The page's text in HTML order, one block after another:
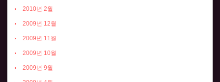
2010년 2월
2009년 12월
2009년 11월
2009년 10월
2009년 9월